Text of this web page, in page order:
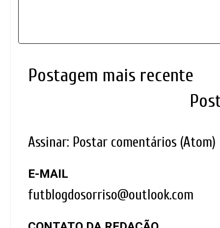
Postagem mais recente
Assinar: Postar comentários (Atom)
E-MAIL
futblogdosorriso@outlook.com